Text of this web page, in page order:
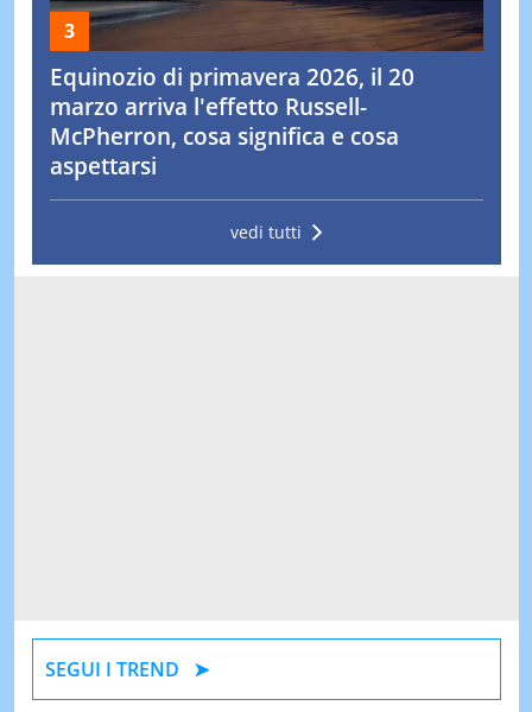
Equinozio di primavera 2026, il 20
marzo arriva l'effetto Russell-
McPherron, cosa significa e cosa
aspettarsi
vedi tutti
SEGUI I TREND